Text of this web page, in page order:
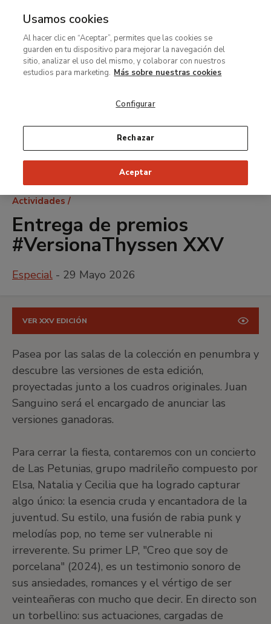
MENÚ
contenido
principal
Ruta
de
navegación
Actividades
Entrega de premios
#VersionaThyssen XXV
Especial - 29 Mayo 2026
VER XXV EDICIÓN
Pasea por las salas de la colección en penumbra y
descubre las versiones de esta edición,
proyectadas junto a los cuadros originales. Juan
Sanguino será el encargado de anunciar las
versiones ganadoras.
Para cerrar la fiesta, contaremos con un concierto
de Las Petunias, grupo madrileño compuesto por
Elsa, Natalia y Cecilia que ha logrado capturar
algo único: la esencia cruda y encantadora de la
juventud. Su estilo, una fusión de rabia punk y
melodías pop, no teme ser vulnerable ni
irreverente. Su primer LP, "Creo que soy de
porcelana" (2024), es un testimonio sonoro de
sus ansiedades, romances y el vértigo de ser
veinteañeras con mucho que decir. En directo son
un torbellino: sus actuaciones, cargadas de
Usamos cookies
Al hacer clic en “Aceptar”, permites que las cookies se
guarden en tu dispositivo para mejorar la navegación del
sitio, analizar el uso del mismo, y colaborar con nuestros
estudios para marketing. Más sobre nuestras cookies
Configurar
Rechazar
Aceptar